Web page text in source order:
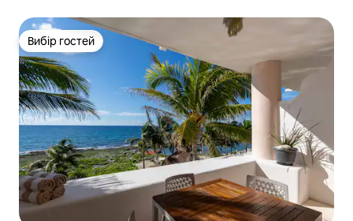
Вибір гостей
Вибір гостей